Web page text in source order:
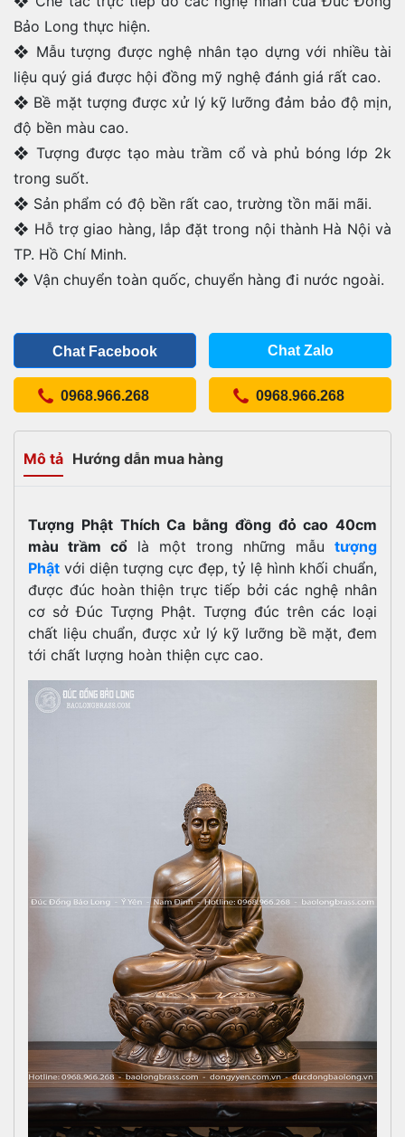
Bảo Long thực hiện.
❖ Mẫu tượng được nghệ nhân tạo dựng với nhiều tài
liệu quý giá được hội đồng mỹ nghệ đánh giá rất cao.
❖ Bề mặt tượng được xử lý kỹ lưỡng đảm bảo độ mịn,
độ bền màu cao.
❖ Tượng được tạo màu trầm cổ và phủ bóng lớp 2k
trong suốt.
❖ Sản phẩm có độ bền rất cao, trường tồn mãi mãi.
❖ Hỗ trợ giao hàng, lắp đặt trong nội thành Hà Nội và
TP. Hồ Chí Minh.
❖ Vận chuyển toàn quốc, chuyển hàng đi nước ngoài.
Chat Facebook Chat Zalo
0968.966.268 0968.966.268
Mô tả Hướng dẫn mua hàng
Tượng Phật Thích Ca bằng đồng đỏ cao 40cm
màu trầm cổ là một trong những mẫu tượng
Phật với diện tượng cực đẹp, tỷ lệ hình khối chuẩn,
được đúc hoàn thiện trực tiếp bởi các nghệ nhân
cơ sở Đúc Tượng Phật. Tượng đúc trên các loại
chất liệu chuẩn, được xử lý kỹ lưỡng bề mặt, đem
tới chất lượng hoàn thiện cực cao.